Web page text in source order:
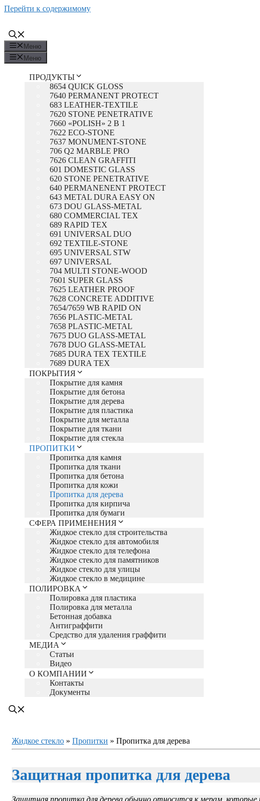
Перейти к содержимому
Меню
Меню
ПРОДУКТЫ
8654 QUICK GLOSS
7640 PERMANENT PROTECT
683 LEATHER-TEXTILE
7620 STONE PENETRATIVE
7660 «POLISH» 2 В 1
7622 ECO-STONE
7637 MONUMENT-STONE
706 Q2 MARBLE PRO
7626 CLEAN GRAFFITI
601 DOMESTIC GLASS
620 STONE PENETRATIVE
640 PERMANENENT PROTECT
643 METAL DURA EASY ON
673 DOU GLASS-METAL
680 COMMERCIAL TEX
689 RAPID TEX
691 UNIVERSAL DUO
692 TEXTILE-STONE
695 UNIVERSAL STW
697 UNIVERSAL
704 MULTI STONE-WOOD
7601 SUPER GLASS
7625 LEATHER PROOF
7628 CONCRETE ADDITIVE
7654/7659 WB RAPID ON
7656 PLASTIC-METAL
7658 PLASTIC-METAL
7675 DUO GLASS-METAL
7678 DUO GLASS-METAL
7685 DURA TEX TEXTILE
7689 DURA TEX
ПОКРЫТИЯ
Покрытие для камня
Покрытие для бетона
Покрытие для дерева
Покрытие для пластика
Покрытие для металла
Покрытие для ткани
Покрытие для стекла
ПРОПИТКИ
Пропитка для камня
Пропитка для ткани
Пропитка для бетона
Пропитка для кожи
Пропитка для дерева
Пропитка для кирпича
Пропитка для бумаги
СФЕРА ПРИМЕНЕНИЯ
Жидкое стекло для строительства
Жидкое стекло для автомобиля
Жидкое стекло для телефона
Жидкое стекло для памятников
Жидкое стекло для улицы
Жидкое стекло в медицине
ПОЛИРОВКА
Полировка для пластика
Полировка для металла
Бетонная добавка
Антиграффити
Средство для удаления граффити
МЕДИА
Статьи
Видео
О КОМПАНИИ
Контакты
Документы
Жидкое стекло » Пропитки » Пропитка для дерева
Защитная пропитка для дерева